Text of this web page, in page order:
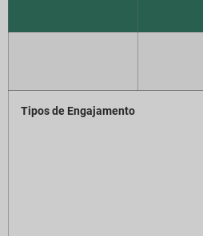
Tipos de Engajamento